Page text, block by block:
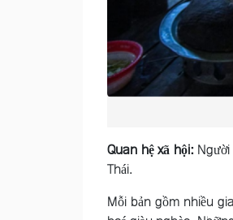
Quan hệ xã hội:
Thái.
Mỗi bản gồm nhiều